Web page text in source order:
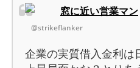
窓に近い営業マン
@strikeflanker
企業の実質借入金利は